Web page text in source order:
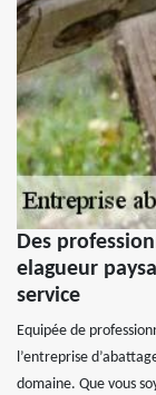
Des
elagueur
service
Equipée de
l’entreprise
domaine. Que vous